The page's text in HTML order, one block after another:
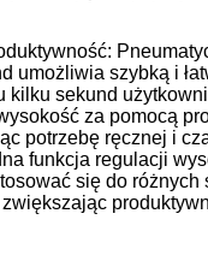
umożliwia szybką i
kilku sekund
za pomocą
potrzebę ręcznej i
funkcja regulacji
się do różnych